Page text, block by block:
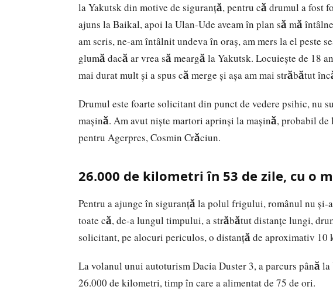
la Yakutsk din motive de siguranţă, pentru că drumul a
ajuns la Baikal, apoi la Ulan-Ude aveam în plan să mă
am scris, ne-am întâlnit undeva în oraş, am mers la el peste
glumă dacă ar vrea să meargă la Yakutsk. Locuieşte de 18
mai durat mult şi a spus că merge şi aşa am mai străbătut
Drumul este foarte solicitant din punct de vedere psihic, nu
maşină. Am avut nişte martori aprinşi la maşină, probabil
pentru Agerpres, Cosmin Crăciun.
26.000 de kilometri în 53 de zile, cu o
Pentru a ajunge în siguranţă la polul frigului, românul nu
toate că, de-a lungul timpului, a străbătut distanţe lungi,
solicitant, pe alocuri periculos, o distanţă de aproximativ
La volanul unui autoturism Dacia Duster 3, a parcurs până
26.000 de kilometri, timp în care a alimentat de 75 de ori.